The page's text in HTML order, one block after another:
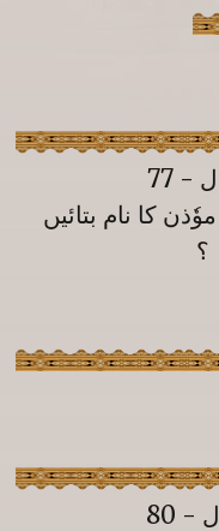
- 77
کا نام بتائیں
؟
80